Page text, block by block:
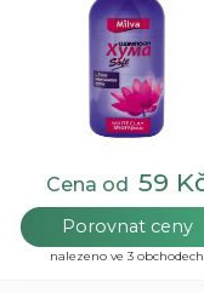
Cena od 59
Porovnat ceny
nalezeno ve 3 obchodech